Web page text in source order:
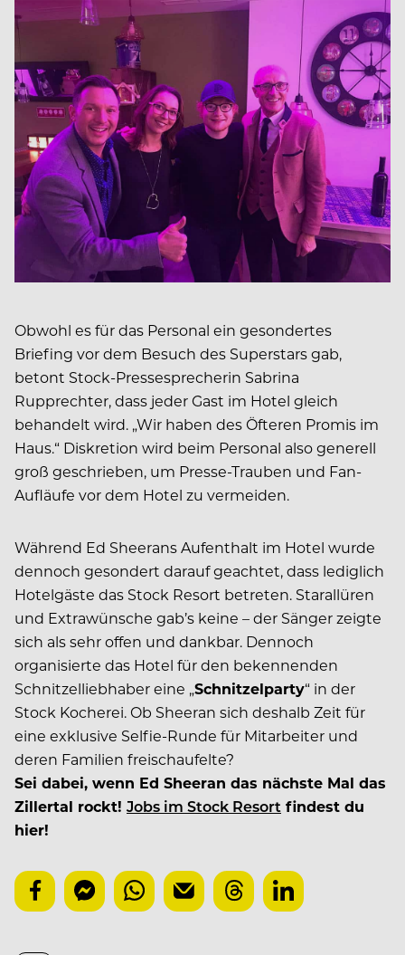
Obwohl es für das Personal ein gesondertes
Briefing vor dem Besuch des Superstars gab,
betont Stock-Pressesprecherin Sabrina
Rupprechter, dass jeder Gast im Hotel gleich
behandelt wird. „Wir haben des Öfteren Promis im
Haus.“ Diskretion wird beim Personal also generell
groß geschrieben, um Presse-Trauben und Fan-
Aufläufe vor dem Hotel zu vermeiden.
Während Ed Sheerans Aufenthalt im Hotel wurde
dennoch gesondert darauf geachtet, dass lediglich
Hotelgäste das Stock Resort betreten. Starallüren
und Extrawünsche gab’s keine – der Sänger zeigte
sich als sehr offen und dankbar. Dennoch
organisierte das Hotel für den bekennenden
Schnitzelliebhaber eine „Schnitzelparty“ in der
Stock Kocherei. Ob Sheeran sich deshalb Zeit für
eine exklusive Selfie-Runde für Mitarbeiter und
deren Familien freischaufelte?
Sei dabei, wenn Ed Sheeran das nächste Mal das
Zillertal rockt! Jobs im Stock Resort findest du
hier!